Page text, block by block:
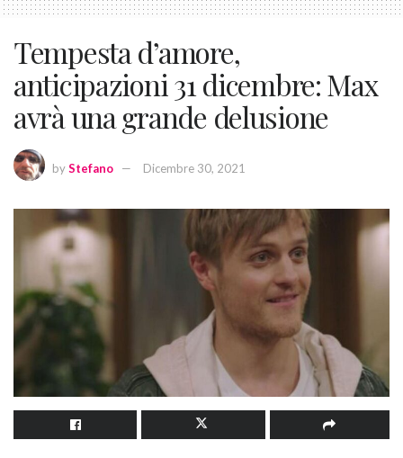
Tempesta d’amore,
anticipazioni 31 dicembre: Max
avrà una grande delusione
byStefano Dicembre 30, 2021